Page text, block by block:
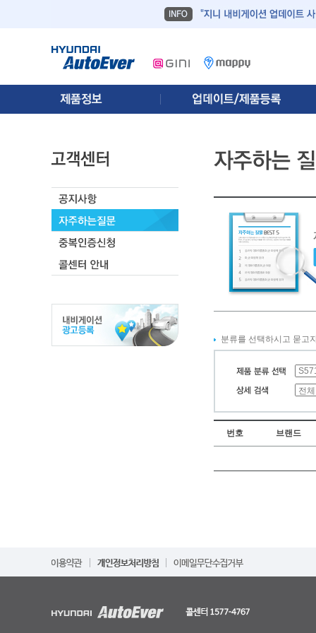
분류를 선택하시고 묻고
번호 브랜드